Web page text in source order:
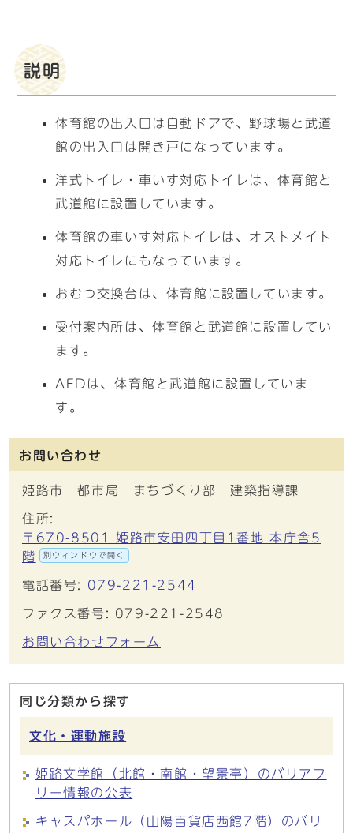
説明
体育館の出入口は自動ドアで、野球場と武道
館の出入口は開き戸になっています。
洋式トイレ・車いす対応トイレは、体育館と
武道館に設置しています。
体育館の車いす対応トイレは、オストメイト
対応トイレにもなっています。
おむつ交換台は、体育館に設置しています。
受付案内所は、体育館と武道館に設置してい
ます。
AEDは、体育館と武道館に設置していま
す。
お問い合わせ
姫路市 都市局 まちづくり部 建築指導課
住所:
〒670-8501 姫路市安田四丁目1番地 本庁舎5
階
別ウィンドウで開く
電話番号: 079-221-2544
ファクス番号: 079-221-2548
お問い合わせフォーム
同じ分類から探す
文化・運動施設
姫路文学館（北館・南館・望景亭）のバリアフ
リー情報の公表
キャスパホール（山陽百貨店西館7階）のバリ